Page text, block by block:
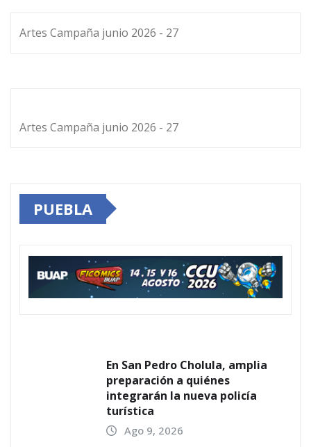
Artes Campaña junio 2026 - 27
Artes Campaña junio 2026 - 27
PUEBLA
En San Pedro Cholula, amplia
preparación a quiénes
integrarán la nueva policía
turística
Ago 9, 2026